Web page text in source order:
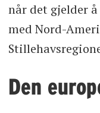
når det gjelder
med Nord-
Den